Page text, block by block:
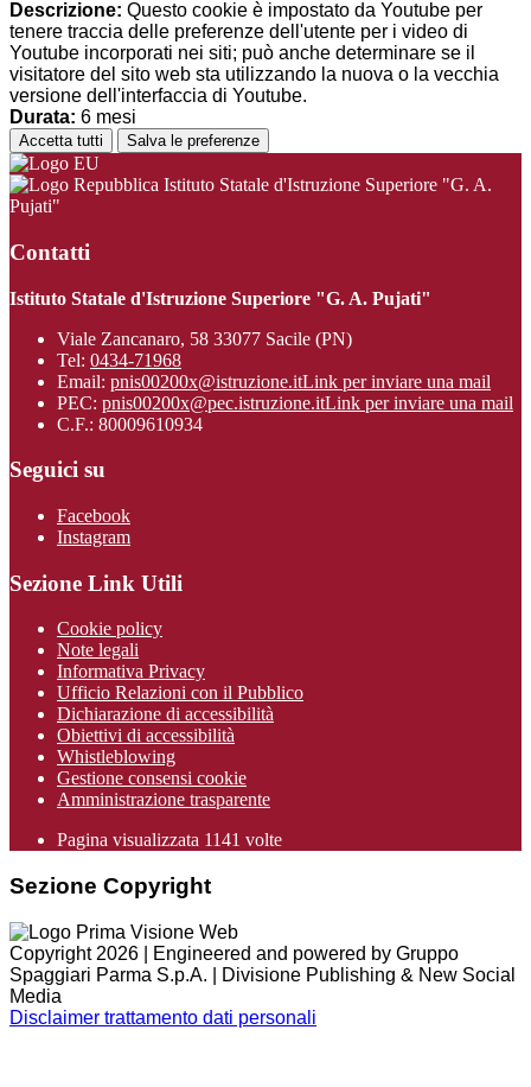
Descrizione: Questo cookie è impostato da Youtube per
tenere traccia delle preferenze dell'utente per i video di
Youtube incorporati nei siti; può anche determinare se il
visitatore del sito web sta utilizzando la nuova o la vecchia
versione dell'interfaccia di Youtube.
Durata: 6 mesi
Accetta tutti Salva le preferenze
Istituto Statale d'Istruzione Superiore "G. A.
Pujati"
Contatti
Istituto Statale d'Istruzione Superiore "G. A. Pujati"
Viale Zancanaro, 58 33077 Sacile (PN)
Tel: 0434-71968
Email: pnis00200x@istruzione.itLink per inviare una mail
PEC: pnis00200x@pec.istruzione.itLink per inviare una mail
C.F.: 80009610934
Seguici su
Facebook
Instagram
Sezione Link Utili
Cookie policy
Note legali
Informativa Privacy
Ufficio Relazioni con il Pubblico
Dichiarazione di accessibilità
Obiettivi di accessibilità
Whistleblowing
Gestione consensi cookie
Amministrazione trasparente
Pagina visualizzata 1141 volte
Sezione Copyright
Copyright 2026 | Engineered and powered by Gruppo
Spaggiari Parma S.p.A. | Divisione Publishing & New Social
Media
Disclaimer trattamento dati personali